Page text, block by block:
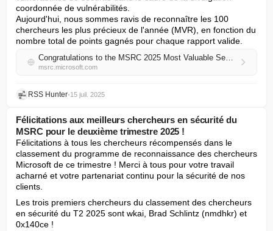
coordonnée de vulnérabilités.
Aujourd'hui, nous sommes ravis de reconnaître les 100
chercheurs les plus précieux de l'année (MVR), en fonction du
nombre total de points gagnés pour chaque rapport valide.
Congratulations to the MSRC 2025 Most Valuable Security Researchers!
msrc.microsoft.com
RSS Hunter•15 juil. 2025
Félicitations aux meilleurs chercheurs en sécurité du
MSRC pour le deuxième trimestre 2025 !
Félicitations à tous les chercheurs récompensés dans le
classement du programme de reconnaissance des chercheurs
Microsoft de ce trimestre ! Merci à tous pour votre travail
acharné et votre partenariat continu pour la sécurité de nos
clients.
Les trois premiers chercheurs du classement des chercheurs
en sécurité du T2 2025 sont wkai, Brad Schlintz (nmdhkr) et
0x140ce !